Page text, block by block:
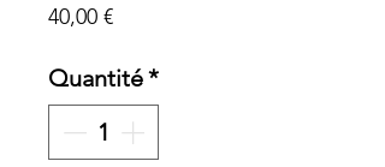
40,00 €Prix
Quantité*